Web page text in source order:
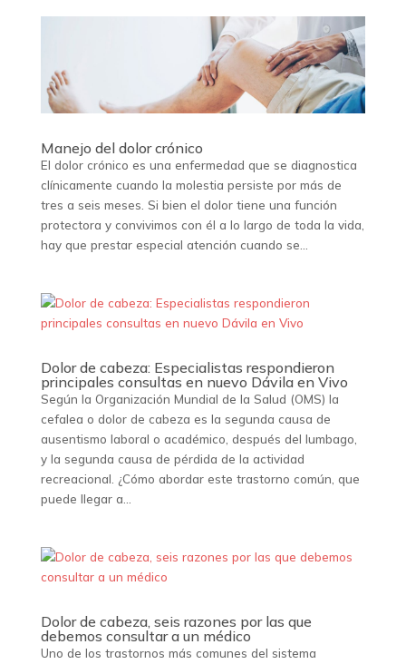
Manejo del dolor crónico
El dolor crónico es una enfermedad que se diagnostica
clínicamente cuando la molestia persiste por más de
tres a seis meses. Si bien el dolor tiene una función
protectora y convivimos con él a lo largo de toda la vida,
hay que prestar especial atención cuando se...
Dolor de cabeza: Especialistas respondieron
principales consultas en nuevo Dávila en Vivo
Según la Organización Mundial de la Salud (OMS) la
cefalea o dolor de cabeza es la segunda causa de
ausentismo laboral o académico, después del lumbago,
y la segunda causa de pérdida de la actividad
recreacional. ¿Cómo abordar este trastorno común, que
puede llegar a...
Dolor de cabeza, seis razones por las que
debemos consultar a un médico
Uno de los trastornos más comunes del sistema